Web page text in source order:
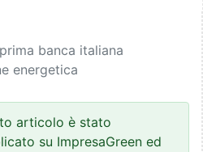
banca italiana
energetica
articolo è stato
su ImpresaGreen ed